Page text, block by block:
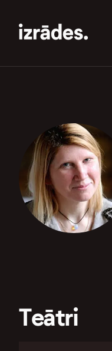
Teātri